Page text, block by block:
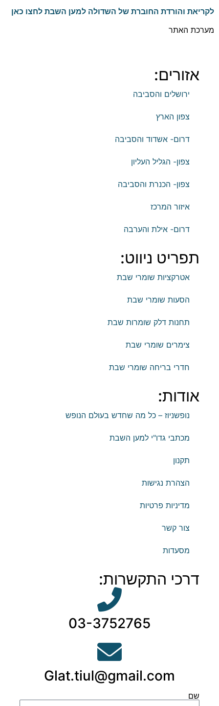
לקריאת והורדת החוברת של השדולה למען השבת לחצו כאן
מערכת האתר
אזורים:
ירושלים והסביבה
צפון הארץ
דרום- אשדוד והסביבה
צפון- הגליל העליון
צפון- הכנרת והסביבה
איזור המרכז
דרום- אילת והערבה
תפריט ניווט:
אטרקציות שומרי שבת
הסעות שומרי שבת
תחנות דלק שומרות שבת
צימרים שומרי שבת
חדרי בריחה שומרי שבת
אודות:
נופשניוז – כל מה שחדש בעולם הנופש
מכתבי גדו"י למען השבת
תקנון
הצהרת נגישות
מדיניות פרטיות
צור קשר
מסעדות
דרכי התקשרות:
03-3752765
Glat.tiul@gmail.com
שם